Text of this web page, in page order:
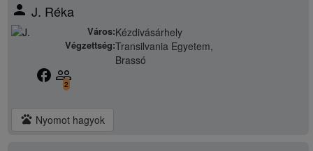
person J. Réka
Város:Kézdivásárhely
Végzettség:Transilvania Egyetem,
Brassó
facebook people_outline
2
pets Nyomot hagyok